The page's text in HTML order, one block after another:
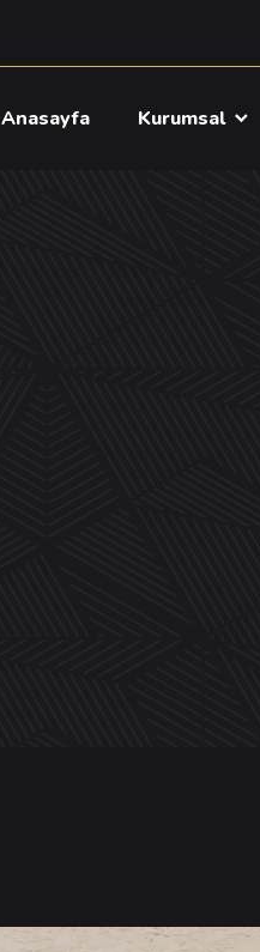
Anasayfa Kurumsal